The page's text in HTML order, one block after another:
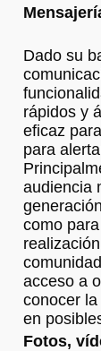
Dado su
rápidos y
eficaz
para
audiencia
como
acceso a
conocer
en
Fotos,